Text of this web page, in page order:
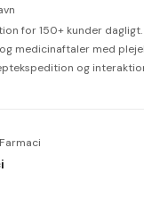
for 150+ kunder dagligt.
medicinaftaler med
og